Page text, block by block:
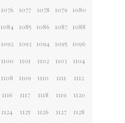
1076 1077 1078 1079 1080
1084 1085 1086 1087 1088
1092 1093 1094 1095 1096
1100 1101 1102 1103 1104
1108 1109 1110 1111 1112
1116 1117 1118 1119 1120
1124 1125 1126 1127 1128